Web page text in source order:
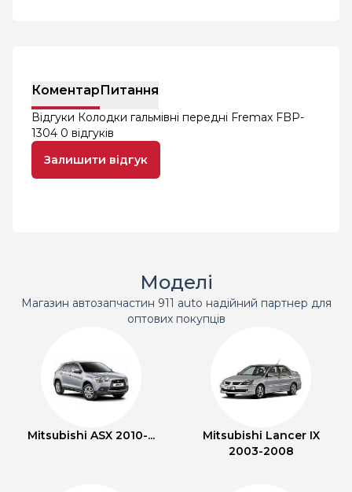
КоментарПитання
Відгуки Колодки гальмівні передні Fremax FBP-
1304 0 відгуків
Залишити відгук
Моделі
Магазин автозапчастин 911 auto надійний партнер для
оптових покупців
Mitsubishi ASX 2010-...
Mitsubishi Lancer IX
2003-2008